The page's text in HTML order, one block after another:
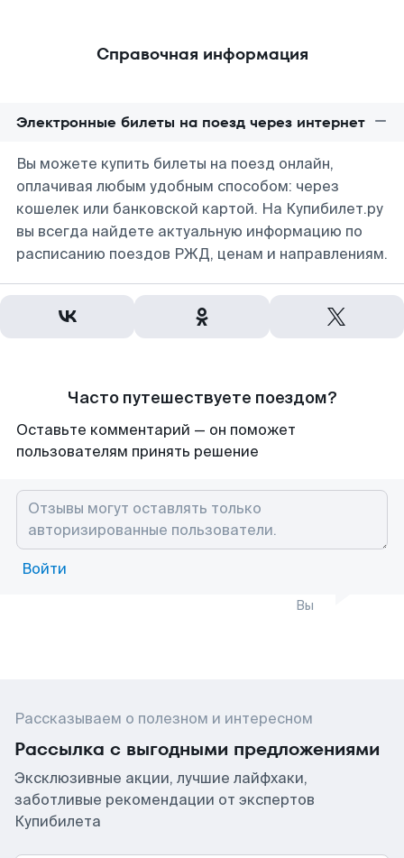
Справочная информация
Электронные билеты на поезд через интернет
Вы можете купить билеты на поезд онлайн,
оплачивая любым удобным способом: через
кошелек или банковской картой. На Купибилет.ру
вы всегда найдете актуальную информацию по
расписанию поездов РЖД, ценам и направлениям.
Часто путешествуете поездом?
Оставьте комментарий — он поможет
пользователям принять решение
Войти
Вы
Рассказываем о полезном и интересном
Рассылка с выгодными предложениями
Эксклюзивные акции, лучшие лайфхаки,
заботливые рекомендации от экспертов
Купибилета